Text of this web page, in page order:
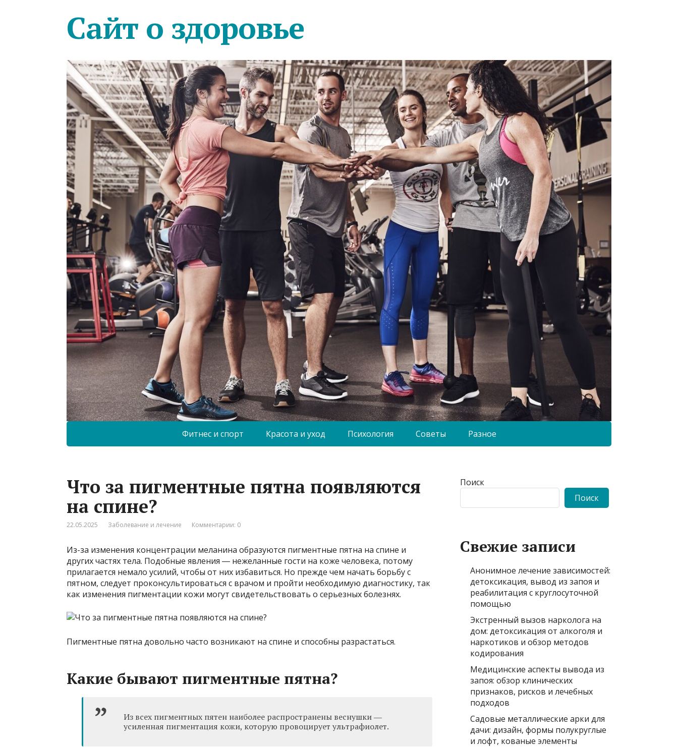
Сайт о здоровье
Фитнес и спорт Красота и уход Психология Советы Разное
Что за пигментные пятна появляются
на спине?
22.05.2025 Заболевание и лечение Комментарии: 0
Из-за изменения концентрации меланина образуются пигментные пятна на спине и
других частях тела. Подобные явления ― нежеланные гости на коже человека, потому
прилагается немало усилий, чтобы от них избавиться. Но прежде чем начать борьбу с
пятном, следует проконсультироваться с врачом и пройти необходимую диагностику, так
как изменения пигментации кожи могут свидетельствовать о серьезных болезнях.
Пигментные пятна довольно часто возникают на спине и способны разрастаться.
Какие бывают пигментные пятна?
Из всех пигментных пятен наиболее распространены веснушки ―
усиленная пигментация кожи, которую провоцирует ультрафиолет.
Поиск
Поиск
Свежие записи
Анонимное лечение зависимостей:
детоксикация, вывод из запоя и
реабилитация с круглосуточной
помощью
Экстренный вызов нарколога на
дом: детоксикация от алкоголя и
наркотиков и обзор методов
кодирования
Медицинские аспекты вывода из
запоя: обзор клинических
признаков, рисков и лечебных
подходов
Садовые металлические арки для
дачи: дизайн, формы полукруглые
и лофт, кованые элементы